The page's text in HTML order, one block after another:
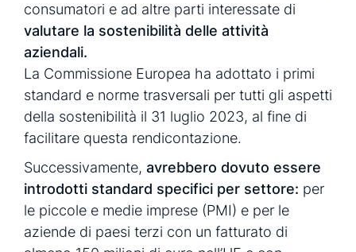
consumatori e ad altre parti interessate di
valutare la sostenibilità delle attività
aziendali.
La Commissione Europea ha adottato i primi
standard e norme trasversali per tutti gli aspetti
della sostenibilità il 31 luglio 2023, al fine di
facilitare questa rendicontazione.
Successivamente, avrebbero dovuto essere
introdotti standard specifici per settore: per
le piccole e medie imprese (PMI) e per le
aziende di paesi terzi con un fatturato di